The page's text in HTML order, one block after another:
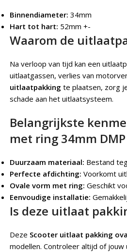
Binnendiameter: 34mm
Hart tot hart: 52mm +-
Waarom de
Na verloop van tijd kan een
uitlaatgassen, verlies van
uitlaatpakking te plaatsen, zorg
schade aan het uitlaatsysteem.
Belangrijkste
met ring 34mm DMP
Duurzaam materiaal: Bestand
Perfecte afdichting: Voorkomt
Ovale vorm met ring: Geschikt
Eenvoudige installatie:
Is deze uitlaat
Deze Scooter uitlaat pakking
modellen. Controleer altijd of